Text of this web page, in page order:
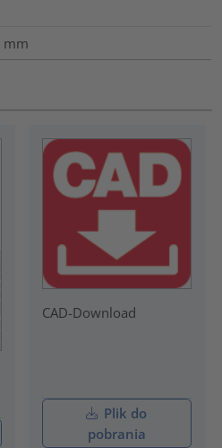
mm
CAD-Download
Plik do
pobrania